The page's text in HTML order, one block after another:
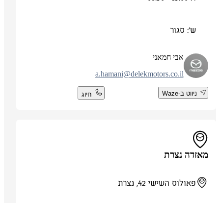
ש': סגור
אבי חמאני
a.hamani@delekmotors.co.il
ניווט ב-Waze חיוג
מאזדה נצרת
פאולוס השישי 42, נצרת